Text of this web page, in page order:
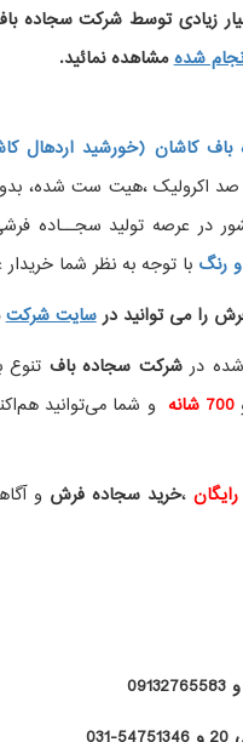
زیادی توسط شرکت سجاده
شدهمشاهده نمائید.
کاشان (خورشید اردهال
اکرولیک ،هیت ست شده، بدون
در عرصه تولید سجــاده
رنگ با توجه به نظر شما خریدار
را می توانید درسایت شرکت
درشرکت سجاده باف
700 شانه
و شما می‌توانید
،خرید سجاده فرش و